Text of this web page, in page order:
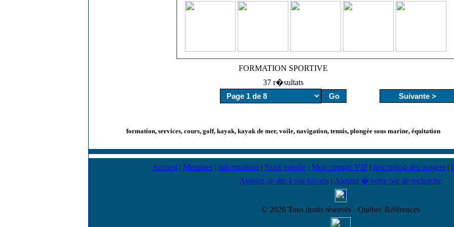
FORMATION SPORTIVE
37 r�sultats
formation, services, cours, golf, kayak, kayak de mer, voile, navigation, tennis, plongée sous marine, équitation
Accueil | Membres | Informations | Nous joindre | Mon compte VIP | Inscription des usagers |
Ajoutez ce site à vos favoris | Ajouter � votre bar de recherche
© 2026 Tous droits réservés - Québec Références